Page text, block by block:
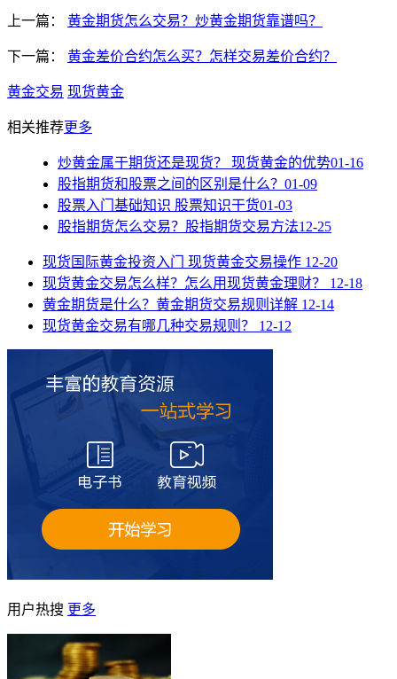
上一篇： 黄金期货怎么交易？炒黄金期货靠谱吗？
下一篇： 黄金差价合约怎么买？怎样交易差价合约？
黄金交易 现货黄金
相关推荐更多
炒黄金属于期货还是现货？ 现货黄金的优势01-16
股指期货和股票之间的区别是什么？ 01-09
股票入门基础知识 股票知识干货01-03
股指期货怎么交易？股指期货交易方法12-25
现货国际黄金投资入门 现货黄金交易操作 12-20
现货黄金交易怎么样？怎么用现货黄金理财？
12-18
黄金期货是什么？黄金期货交易规则详解 12-14
现货黄金交易有哪几种交易规则？
12-12
用户热搜 更多